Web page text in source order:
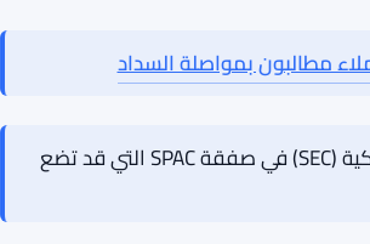
الموقع، عدد المشتركين الذين كان
قد رد رسميًا على الاتهامات.
في محاولة لسد الفجوة بين ما يمكن
في المملكة المتحدة بفعله. المنصات
الأفراد — هي بالضبط نوع